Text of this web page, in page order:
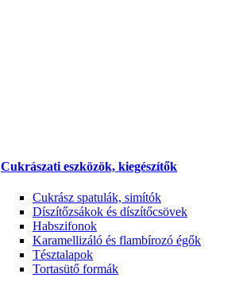
Cukrászati eszközök, kiegészítők
Cukrász spatulák, simítók
Díszítőzsákok és díszítőcsövek
Habszifonok
Karamellizáló és flambírozó égők
Tésztalapok
Tortasütő formák